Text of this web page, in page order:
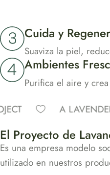
Cuida y
Suaviza la piel,
Ambientes
Purifica el aire y
A LAVENDER
El Proyecto de
Es una empresa modelo
utilizado en nuestros